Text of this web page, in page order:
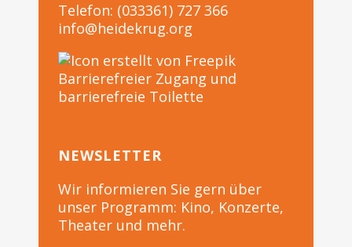
Telefon: (033361) 727 366
info@heidekrug.org
Barrierefreier Zugang und
barrierefreie Toilette
NEWSLETTER
Wir informieren Sie gern über
unser Programm: Kino, Konzerte,
Theater und mehr.